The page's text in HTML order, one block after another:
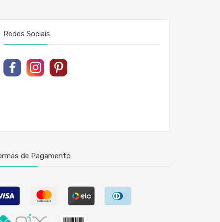
Redes Sociais
de Pagamento